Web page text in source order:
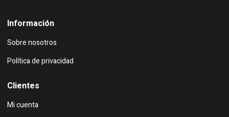
Información
Sobre nosotros
Política de privacidad
Clientes
Mi cuenta